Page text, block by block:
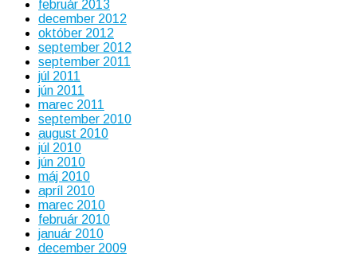
február 2013
december 2012
október 2012
september 2012
september 2011
júl 2011
jún 2011
marec 2011
september 2010
august 2010
júl 2010
jún 2010
máj 2010
apríl 2010
marec 2010
február 2010
január 2010
december 2009